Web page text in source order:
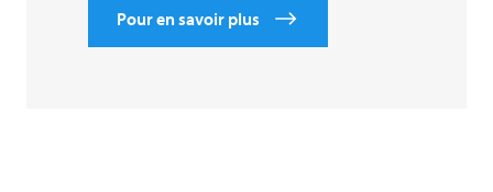
Pour en savoir plus